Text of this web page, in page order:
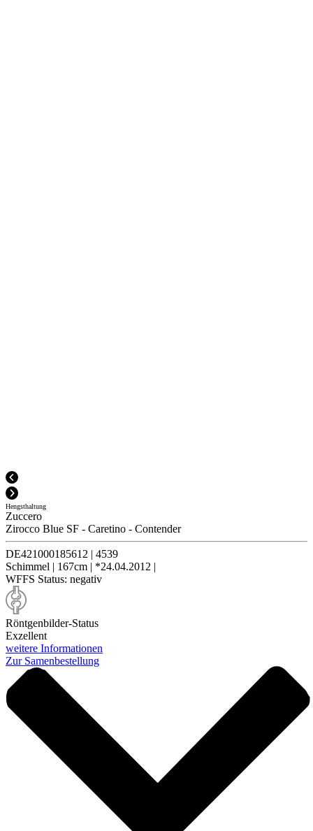
Hengsthaltung
Zuccero
Zirocco Blue SF - Caretino - Contender
DE421000185612 | 4539
Schimmel | 167cm | *24.04.2012 |
WFFS Status: negativ
Röntgenbilder-Status
Exzellent
weitere Informationen
Zur Samenbestellung